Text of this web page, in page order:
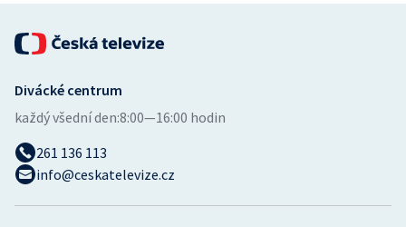
Divácké centrum
každý všední den:8:00—16:00 hodin
261 136 113
info@ceskatelevize.cz